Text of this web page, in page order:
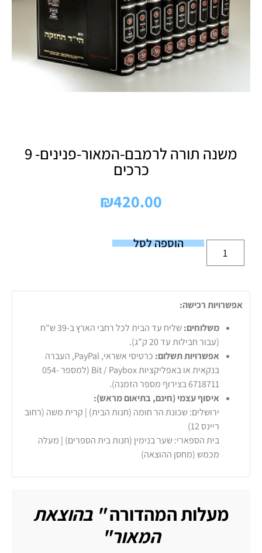
משנה תורה לרמבם-המאור-פנינים- 9
כרכים
₪420.00
הוספה לסל
אפשרויות רכישה:
משלוחים:
שליח עד הבית לכל רחבי הארץ ב-39 ש"ח
(עבור חבילות עד 20 ק"ג).
אפשרויות תשלום:
כרטיסי אשראי, PayPal, העברה
בנקאית או באפליקציות Bit / Paybox (למספר 054-
6718711 בצירוף מספר הזמנה).
איסוף עצמי (חינם, בתיאום מראש):
ירושלים: שכונת הר חומה (חנות הבית) | קרית משה (רחוב
ריינס 12)
בית הספארי: שער בנימין (חנות בית הספרים) | מעלה
מכמש (מחסן ההוצאה)
מעלות המהדורה" בהוצאת
המאור"